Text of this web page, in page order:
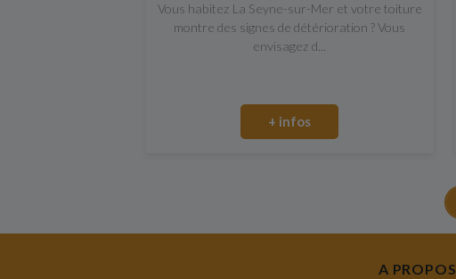
Vous habitez La Seyne-sur-Mer et votre toiture
montre des signes de détérioration ? Vous
envisagez d...
+ infos
A PROPOS